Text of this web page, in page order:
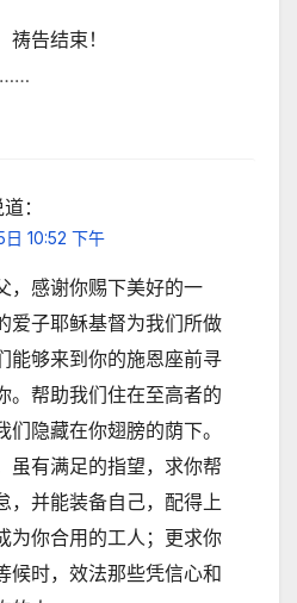
祷告结束！
……
：
10:52 下午
，感谢你赐下美好的一
爱子耶稣基督为我们所做
能够来到你的施恩座前寻
。帮助我们住在至高者的
们隐藏在你翅膀的荫下。
虽有满足的指望，求你帮
，并能装备自己，配得上
为你合用的工人；更求你
候时，效法那些凭信心和